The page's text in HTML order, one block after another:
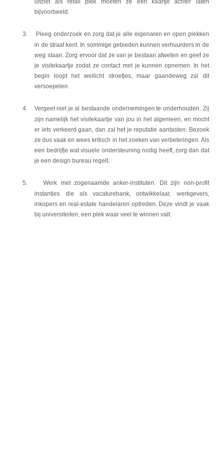
uitziet als retail plek moeten ze een kaartje achter laten
bijvoorbeeld.
3.
Pleeg onderzoek en zorg dat je alle eigenaren en open plekken
in de straat kent. In sommige gebieden kunnen verhuurders in de
weg staan. Zorg ervoor dat ze van je bestaan afweten en geef ze
je visitekaartje zodat ze contact met je kunnen opnemen. In het
begin loopt het wellicht stroefjes, maar gaandeweg zal dit
versoepelen.
4.
Vergeet niet je al bestaande ondernemingen te onderhouden. Zij
zijn namelijk het visitekaartje van jou in het algemeen, en mocht
er iets verkeerd gaan, dan zal het je reputatie aantasten. Bezoek
ze dus vaak en wees kritisch in het zoeken van verbeteringen. Als
een bedrijfje wat visuele ondersteuning nodig heeft, zorg dan dat
je een design bureau regelt.
5.
Werk met zogenaamde anker-instituten. Dit zijn non-profit
instanties die als vacaturebank, ontwikkelaar, werkgevers,
inkopers en real-estate handelaren optreden. Deze vindt je vaak
bij universiteiten, een plek waar veel te winnen valt.